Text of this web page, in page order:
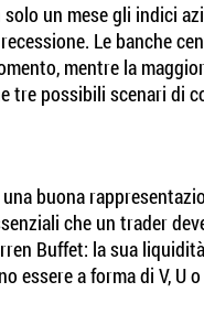
un mese gli indici
Le banche
mentre la
possibili scenari di
buona
che un trader
Buffet: la sua
a forma di V, U o